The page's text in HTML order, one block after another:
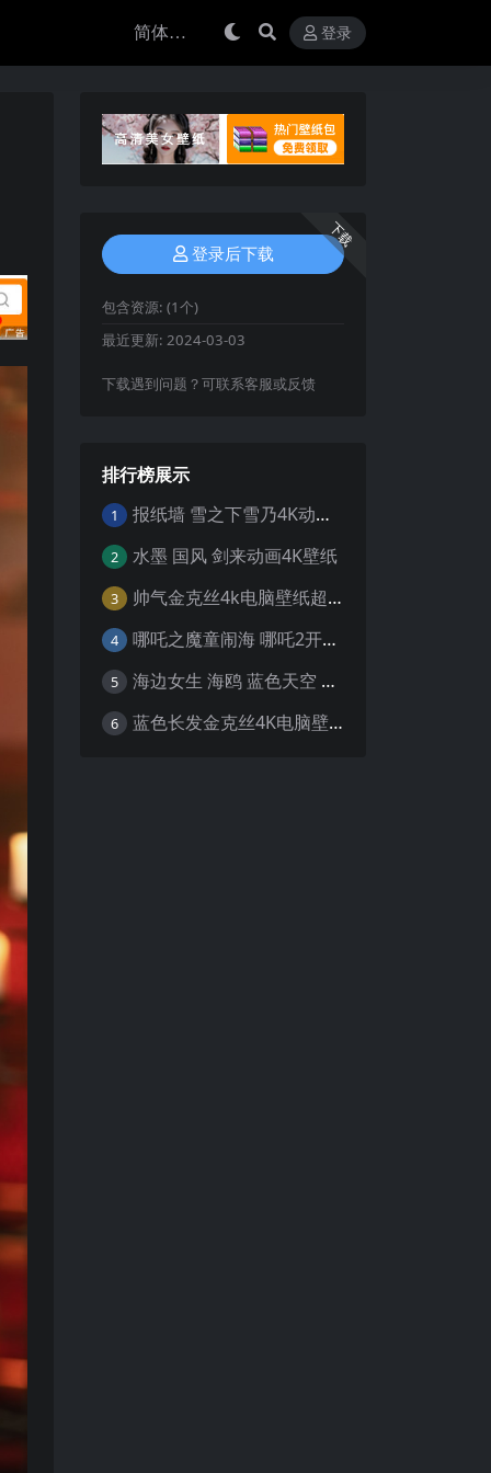
登录
下载
登录后下载
包含资源: (1个)
最近更新: 2024-03-03
下载遇到问题？可联系客服或反馈
排行榜展示
1 报纸墙 雪之下雪乃4K动漫壁纸
2 水墨 国风 剑来动画4K壁纸
3 帅气金克丝4k电脑壁纸超清
4 哪吒之魔童闹海 哪吒2开场4K壁纸
5 海边女生 海鸥 蓝色天空 4K壁纸
6 蓝色长发金克丝4K电脑壁纸